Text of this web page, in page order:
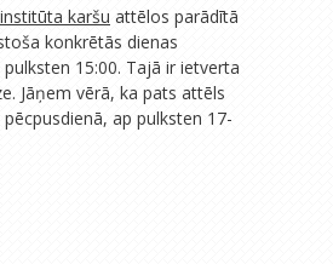
karšu attēlos parādītā
konkrētās dienas
15:00. Tajā ir ietverta
Jāņem vērā, ka pats attēls
ap pulksten 17-